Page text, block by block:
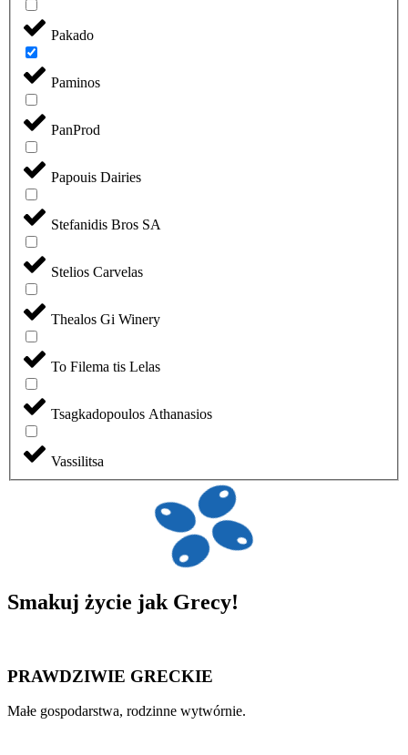
Pakado
Paminos
PanProd
Papouis Dairies
Stefanidis Bros SA
Stelios Carvelas
Thealos Gi Winery
To Filema tis Lelas
Tsagkadopoulos Athanasios
Vassilitsa
Smakuj życie jak Grecy!
PRAWDZIWIE GRECKIE
Małe gospodarstwa, rodzinne wytwórnie.